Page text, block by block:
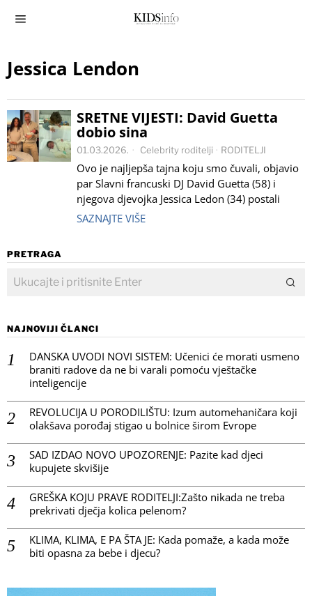
Jessica Lendon
SRETNE VIJESTI: David Guetta
dobio sina
01.03.2026. Celebrity roditelji · RODITELJI
Ovo je najljepša tajna koju smo čuvali, objavio
par Slavni francuski DJ David Guetta (58) i
njegova djevojka Jessica Ledon (34) postali
SAZNAJTE VIŠE
PRETRAGA
NAJNOVIJI ČLANCI
DANSKA UVODI NOVI SISTEM: Učenici će morati usmeno
braniti radove da ne bi varali pomoću vještačke
inteligencije
REVOLUCIJA U PORODILIŠTU: Izum automehaničara koji
olakšava porođaj stigao u bolnice širom Evrope
SAD IZDAO NOVO UPOZORENJE: Pazite kad djeci
kupujete skvišije
GREŠKA KOJU PRAVE RODITELJI:Zašto nikada ne treba
prekrivati dječja kolica pelenom?
KLIMA, KLIMA, E PA ŠTA JE: Kada pomaže, a kada može
biti opasna za bebe i djecu?